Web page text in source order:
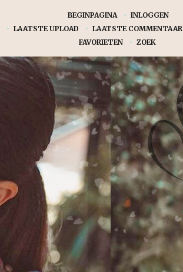
BEGINPAGINA • INLOGGEN
• LAATSTE UPLOAD • LAATSTE COMMENTAAR
FAVORIETEN
• ZOEK